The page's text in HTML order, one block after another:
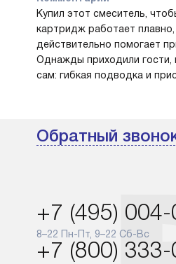
Купил этот смеситель,
картридж работает
действительно помогает
Однажды приходили гости,
сам: гибкая подводка и
Обратный
+7 (495)
8–22 Пн-Пт, 9–22 Сб-Вс
+7 (800)